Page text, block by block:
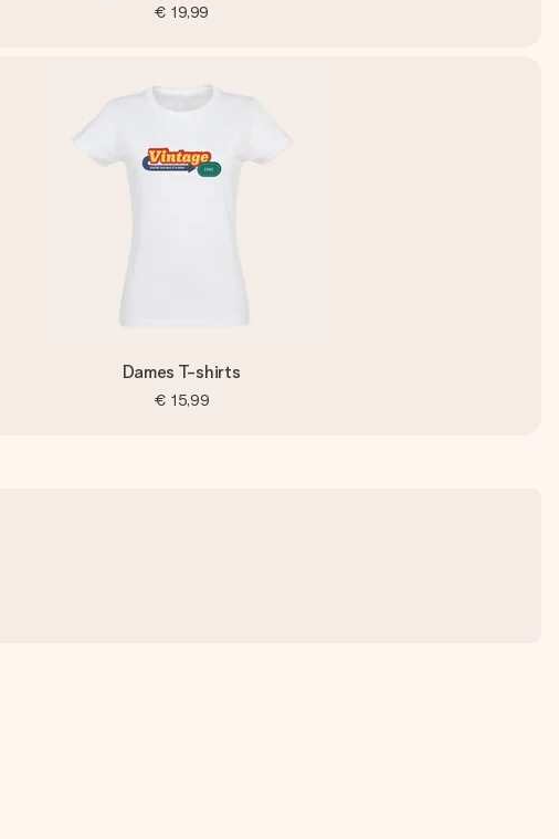
€ 19,99
Dames T-shirts
€ 15,99